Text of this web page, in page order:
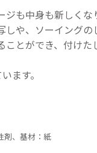
ッズ ペーパーク
も中身も新しくな
や、ソーイングの
ことができ、付けた
ます。
剤、基材：紙